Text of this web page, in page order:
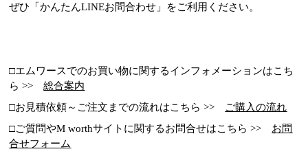
ぜひ「かんたんLINEお問合わせ」をご利用ください。
□エムワースでのお買い物に関するインフォメーションはこち
ら >>総合案内
□お見積依頼～ご注文までの流れはこちら >> ご購入の流れ
□ご質問やM worthサイトに関するお問合せはこちら >> お問
合せフォーム